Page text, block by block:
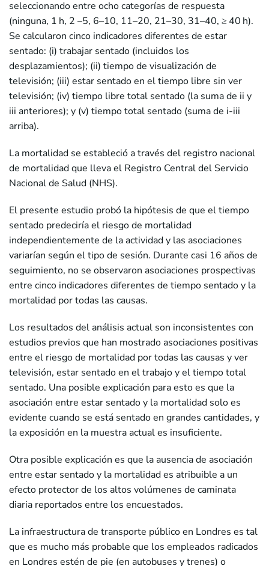
seleccionando entre ocho categorías de respuesta
(ninguna, 1 h, 2 –5, 6–10, 11–20, 21–30, 31–40, ≥ 40 h).
Se calcularon cinco indicadores diferentes de estar
sentado: (i) trabajar sentado (incluidos los
desplazamientos); (ii) tiempo de visualización de
televisión; (iii) estar sentado en el tiempo libre sin ver
televisión; (iv) tiempo libre total sentado (la suma de ii y
iii anteriores); y (v) tiempo total sentado (suma de i-iii
arriba).
La mortalidad se estableció a través del registro nacional
de mortalidad que lleva el Registro Central del Servicio
Nacional de Salud (NHS).
El presente estudio probó la hipótesis de que el tiempo
sentado predeciría el riesgo de mortalidad
independientemente de la actividad y las asociaciones
variarían según el tipo de sesión. Durante casi 16 años de
seguimiento, no se observaron asociaciones prospectivas
entre cinco indicadores diferentes de tiempo sentado y la
mortalidad por todas las causas.
Los resultados del análisis actual son inconsistentes con
estudios previos que han mostrado asociaciones positivas
entre el riesgo de mortalidad por todas las causas y ver
televisión, estar sentado en el trabajo y el tiempo total
sentado. Una posible explicación para esto es que la
asociación entre estar sentado y la mortalidad solo es
evidente cuando se está sentado en grandes cantidades, y
la exposición en la muestra actual es insuficiente.
Otra posible explicación es que la ausencia de asociación
entre estar sentado y la mortalidad es atribuible a un
efecto protector de los altos volúmenes de caminata
diaria reportados entre los encuestados.
La infraestructura de transporte público en Londres es tal
que es mucho más probable que los empleados radicados
en Londres estén de pie (en autobuses y trenes) o